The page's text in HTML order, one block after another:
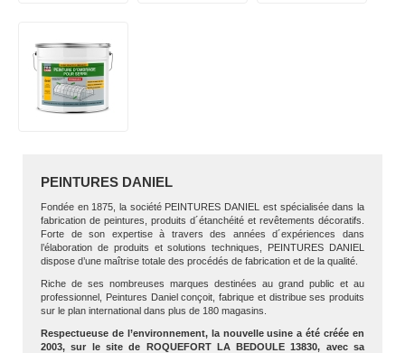
PEINTURES DANIEL
Fondée en 1875, la société PEINTURES DANIEL est spécialisée dans la
fabrication de peintures, produits d´étanchéité et revêtements décoratifs.
Forte de son expertise à travers des années d´expériences dans
l’élaboration de produits et solutions techniques, PEINTURES DANIEL
dispose d’une maîtrise totale des procédés de fabrication et de la qualité.
Riche de ses nombreuses marques destinées au grand public et au
professionnel, Peintures Daniel conçoit, fabrique et distribue ses produits
sur le plan international dans plus de 180 magasins.
Respectueuse de l’environnement, la nouvelle usine a été créée en
2003, sur le site de ROQUEFORT LA BEDOULE 13830, avec sa